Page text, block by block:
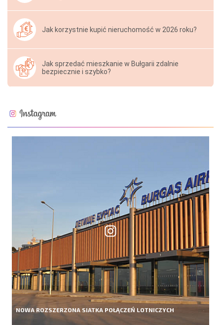
Jak korzystnie kupić nieruchomość w 2026 roku?
Jak sprzedać mieszkanie w Bułgarii zdalnie
bezpiecznie i szybko?
NOWA ROZSZERZONA SIATKA POŁĄCZEŃ LOTNICZYCH